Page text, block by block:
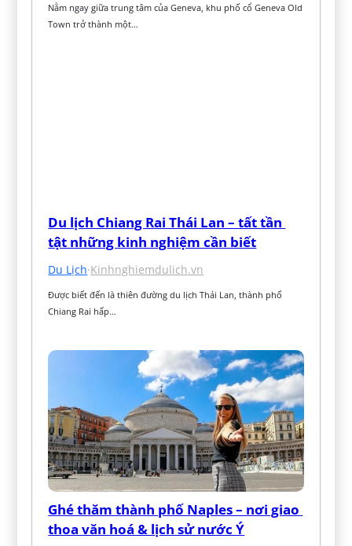
Nằm ngay giữa trung tâm của Geneva, khu phố cổ Geneva Old
Town trở thành một…
Du lịch Chiang Rai Thái Lan – tất tần
tật những kinh nghiệm cần biết
Du Lịch·Kinhnghiemdulich.vn
Được biết đến là thiên đường du lịch Thái Lan, thành phố
Chiang Rai hấp…
Ghé thăm thành phố Naples – nơi giao
thoa văn hoá & lịch sử nước Ý